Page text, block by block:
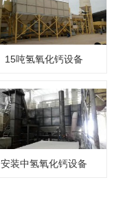
15吨氢氧化钙设备
安装中氢氧化钙设备